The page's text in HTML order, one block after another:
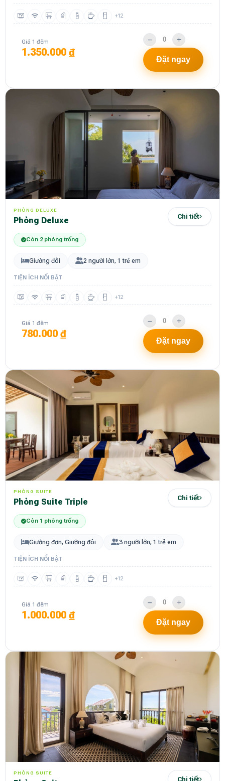
+12
Giá 1 đêm
1.350.000 ₫
Đặt ngay
PHÒNG DELUXE
Phòng Deluxe Chi tiết
Còn 2 phòng trống
Giường đôi 2 người lớn, 1 trẻ em
TIỆN ÍCH NỔI BẬT
+12
Giá 1 đêm
780.000 ₫
Đặt ngay
PHÒNG SUITE
Phòng Suite Triple Chi tiết
Còn 1 phòng trống
Giường đơn, Giường đôi 3 người lớn, 1 trẻ em
TIỆN ÍCH NỔI BẬT
+12
Giá 1 đêm
1.000.000 ₫
Đặt ngay
PHÒNG SUITE
Chi tiết